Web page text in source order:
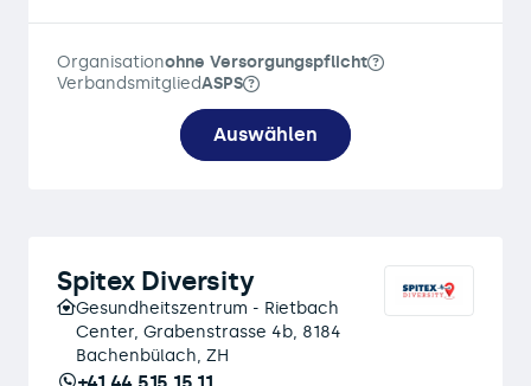
Organisationohne Versorgungspflicht
VerbandsmitgliedASPS
Auswählen
Spitex Diversity
Gesundheitszentrum - Rietbach
Center, Grabenstrasse 4b, 8184
Bachenbülach, ZH